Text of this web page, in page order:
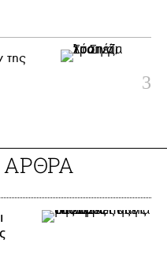
της
ΑΡΘΡΑ